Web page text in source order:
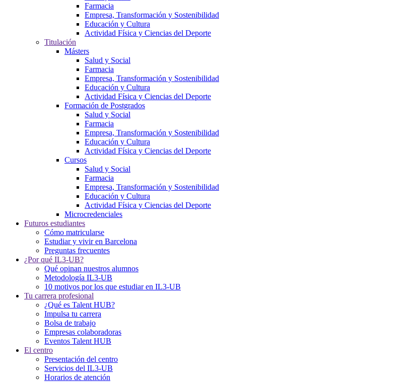
Farmacia
Empresa, Transformación y Sostenibilidad
Educación y Cultura
Actividad Física y Ciencias del Deporte
Titulación
Másters
Salud y Social
Farmacia
Empresa, Transformación y Sostenibilidad
Educación y Cultura
Actividad Física y Ciencias del Deporte
Formación de Postgrados
Salud y Social
Farmacia
Empresa, Transformación y Sostenibilidad
Educación y Cultura
Actividad Física y Ciencias del Deporte
Cursos
Salud y Social
Farmacia
Empresa, Transformación y Sostenibilidad
Educación y Cultura
Actividad Física y Ciencias del Deporte
Microcredenciales
Futuros estudiantes
Cómo matricularse
Estudiar y vivir en Barcelona
Preguntas frecuentes
¿Por qué IL3-UB?
Qué opinan nuestros alumnos
Metodología IL3-UB
10 motivos por los que estudiar en IL3-UB
Tu carrera profesional
¿Qué es Talent HUB?
Impulsa tu carrera
Bolsa de trabajo
Empresas colaboradoras
Eventos Talent HUB
El centro
Presentación del centro
Servicios del IL3-UB
Horarios de atención